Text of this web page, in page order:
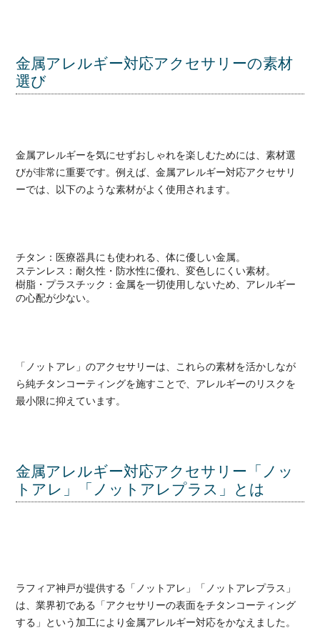
金属アレルギー対応アクセサリーの素材
選び
金属アレルギーを気にせずおしゃれを楽しむためには、素材選
びが非常に重要です。例えば、金属アレルギー対応アクセサリ
ーでは、以下のような素材がよく使用されます。
チタン：医療器具にも使われる、体に優しい金属。
ステンレス：耐久性・防水性に優れ、変色しにくい素材。
樹脂・プラスチック：金属を一切使用しないため、アレルギー
の心配が少ない。
「ノットアレ」のアクセサリーは、これらの素材を活かしなが
ら純チタンコーティングを施すことで、アレルギーのリスクを
最小限に抑えています。
金属アレルギー対応アクセサリー「ノッ
トアレ」「ノットアレプラス」とは
ラフィア神戸が提供する「ノットアレ」「ノットアレプラス」
は、業界初である「アクセサリーの表面をチタンコーティング
する」という加工により金属アレルギー対応をかなえました。